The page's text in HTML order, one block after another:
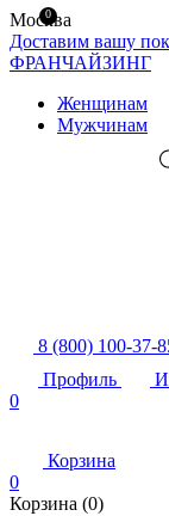
Москва
Доставим вашу
ФРАНЧАЙЗИНГ
Женщинам
Мужчинам
8 (800) 100-37-
Профиль
0
Корзина
0
Корзина (0)
0